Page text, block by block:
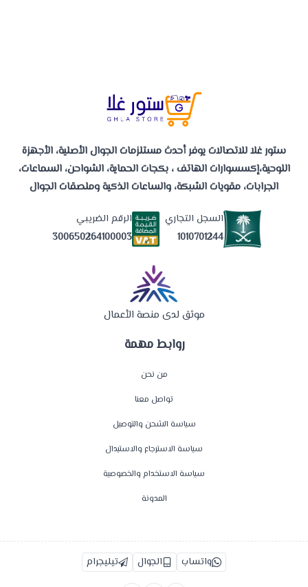
روابط مهمة
من نحن
تواصل معنا
سياسة الشحن والتوصيل
سياسة الاسترجاع والاستبدال
سياسة الاستخدام والخصوصية
المدونة
ستور غلا للاتصالات يوفر أحدث مستلزمات الجوال الأصلية، الأجهزة
اللوحية،إكسسوارات الهاتف ، بكجات الحماية، الشواحن، السماعات،
الجرابات، مقويات الشبكة، والساعات الذكية وملصقات الجوال
السجل التجاري
1010701244
الرقم الضريبي
300650264100003
موثق لدى منصة الأعمال
واتساب الجوال تيليجرام